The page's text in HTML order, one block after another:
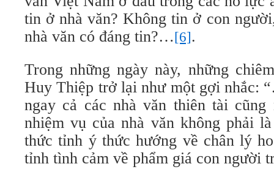
tin ở nhà văn? Không tin ở con
nhà văn có đáng tin?…[6].
Trong những ngày này, những
Huy Thiệp trở lại như một gợi nhắc:
ngay cả các nhà văn thiên tài
nhiệm vụ của nhà văn không phải
thức tỉnh ý thức hướng về chân lý
tỉnh tình cảm về phẩm giá con người